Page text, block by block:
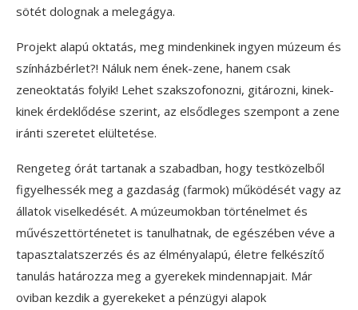
sötét dolognak a melegágya.
Projekt alapú oktatás, meg mindenkinek ingyen múzeum és
színházbérlet?! Náluk nem ének-zene, hanem csak
zeneoktatás folyik! Lehet szakszofonozni, gitározni, kinek-
kinek érdeklődése szerint, az elsődleges szempont a zene
iránti szeretet elültetése.
Rengeteg órát tartanak a szabadban, hogy testközelből
figyelhessék meg a gazdaság (farmok) működését vagy az
állatok viselkedését. A múzeumokban történelmet és
művészettörténetet is tanulhatnak, de egészében véve a
tapasztalatszerzés és az élményalapú, életre felkészítő
tanulás határozza meg a gyerekek mindennapjait. Már
oviban kezdik a gyerekeket a pénzügyi alapok